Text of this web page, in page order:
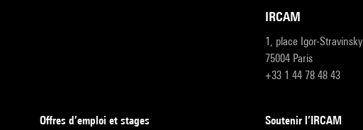
IRCAM
1, place Igor-Stravinsky
75004 Paris
+33 1 44 78 48 43
Offres d’emploi et stages
Soutenir l’IRCAM